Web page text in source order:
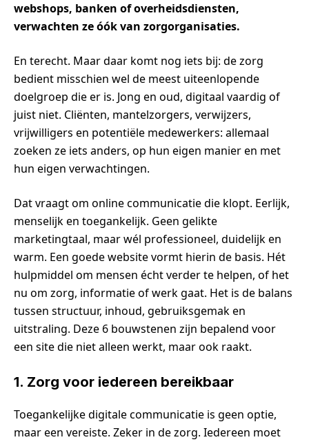
webshops, banken of overheidsdiensten,
verwachten ze óók van zorgorganisaties.
En terecht. Maar daar komt nog iets bij: de zorg
bedient misschien wel de meest uiteenlopende
doelgroep die er is. Jong en oud, digitaal vaardig of
juist niet. Cliënten, mantelzorgers, verwijzers,
vrijwilligers en potentiële medewerkers: allemaal
zoeken ze iets anders, op hun eigen manier en met
hun eigen verwachtingen.
Dat vraagt om online communicatie die klopt. Eerlijk,
menselijk en toegankelijk. Geen gelikte
marketingtaal, maar wél professioneel, duidelijk en
warm. Een goede website vormt hierin de basis. Hét
hulpmiddel om mensen écht verder te helpen, of het
nu om zorg, informatie of werk gaat. Het is de balans
tussen structuur, inhoud, gebruiksgemak en
uitstraling. Deze 6 bouwstenen zijn bepalend voor
een site die niet alleen werkt, maar ook raakt.
1. Zorg voor iedereen bereikbaar
Toegankelijke digitale communicatie is geen optie,
maar een vereiste. Zeker in de zorg. Iedereen moet